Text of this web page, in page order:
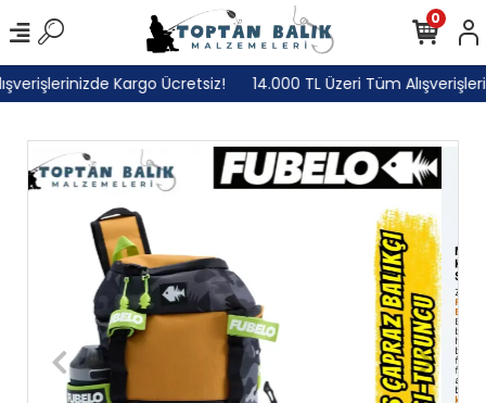
Kargo Ücretsiz! 14.000 TL Üzeri Tüm
0